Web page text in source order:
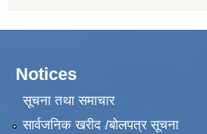
Notices
सूचना तथा समाचार
सार्वजनिक खरीद /बोलपत्र सूचना